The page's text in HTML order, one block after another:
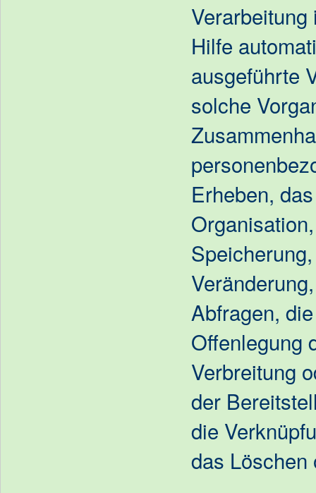
Hilfe
ausgeführte
solche
Erheben,
Abfragen,
Offenlegung
Verbreitung
der
die
das Löschen